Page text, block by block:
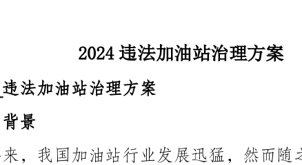
屡禁不止，给社会治安和环境保护带来了严重的影响。为了维护